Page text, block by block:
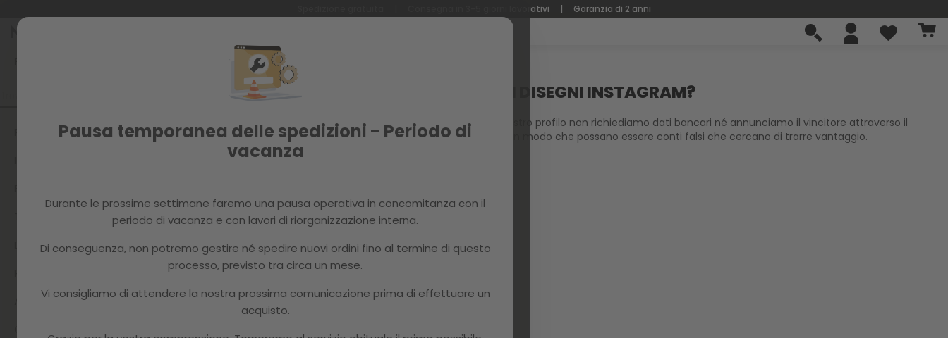
Pausa temporanea delle spedizioni - Periodo di
vacanza
Durante le prossime settimane faremo una pausa operativa in concomitanza con il
periodo di vacanza e con lavori di riorganizzazione interna.
Di conseguenza, non potremo gestire né spedire nuovi ordini fino al termine di questo
processo, previsto tra circa un mese.
Vi consigliamo di attendere la nostra prossima comunicazione prima di effettuare un
acquisto.
Consegna in 3-5 giorni lavorativi | Garanzia di 2 anni
Salta
COME PARTECIPI AI TUOI DISEGNI INSTAGRAM?
COME PARTECIPI AI TUOI DISEGNI INSTAGRAM?
Nei disegni di Instagram realizzati nel nostro profilo non richiediamo dati bancari né annunciamo il vincitore attraverso il
messaggio diretto prima del sorteggio, in modo che possano essere conti falsi che cercano di trarre vantaggio.
TERMINI DI CONSEGNA
DOMANDE SUL PAGAMENTO
ASSISTENZA TECNICA E INCIDENTI